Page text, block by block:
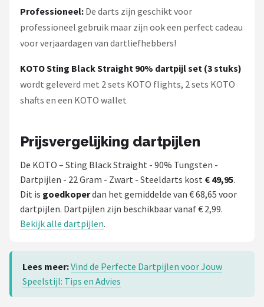
Professioneel: De darts zijn geschikt voor
professioneel gebruik maar zijn ook een perfect cadeau
voor verjaardagen van dartliefhebbers!
KOTO Sting Black Straight 90% dartpijl set (3 stuks)
wordt geleverd met 2 sets KOTO flights, 2 sets KOTO
shafts en een KOTO wallet
Prijsvergelijking dartpijlen
De KOTO – Sting Black Straight - 90% Tungsten -
Dartpijlen - 22 Gram - Zwart - Steeldarts kost € 49,95.
Dit is goedkoperdan het gemiddelde van € 68,65 voor
dartpijlen. Dartpijlen zijn beschikbaar vanaf € 2,99.
Bekijk alle dartpijlen.
Lees meer:Vind de Perfecte Dartpijlen voor Jouw
Speelstijl: Tips en Advies